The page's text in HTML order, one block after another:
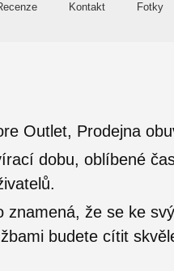
Kontakt Fotky
Outlet, Prodejna
dobu, oblíbené
že se ke
budete cítit